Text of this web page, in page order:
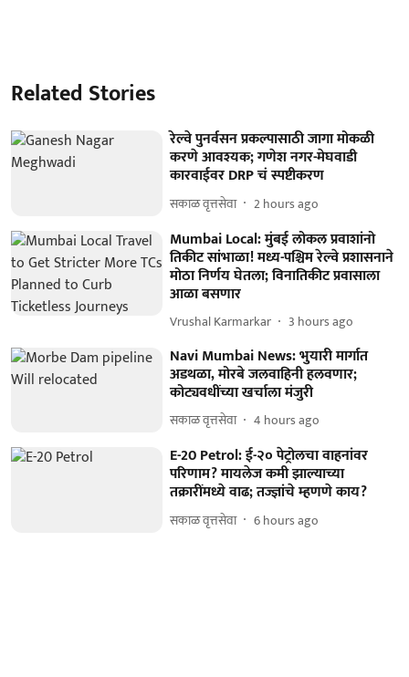
Related Stories
रेल्वे पुनर्वसन प्रकल्पासाठी जागा मोकळी
करणे आवश्यक; गणेश नगर-मेघवाडी
कारवाईवर DRP चं स्पष्टीकरण
सकाळ वृत्तसेवा 2 hours ago
Mumbai Local: मुंबई लोकल प्रवाशांनो
तिकीट सांभाळा! मध्य-पश्चिम रेल्वे प्रशासनाने
मोठा निर्णय घेतला; विनातिकीट प्रवासाला
आळा बसणार
Vrushal Karmarkar 3 hours ago
Navi Mumbai News: भुयारी मार्गात
अडथळा, मोरबे जलवाहिनी हलवणार;
कोट्यवधींच्या खर्चाला मंजुरी
सकाळ वृत्तसेवा 4 hours ago
E-20 Petrol: ई-२० पेट्रोलचा वाहनांवर
परिणाम? मायलेज कमी झाल्याच्या
तक्रारींमध्ये वाढ; तज्ज्ञांचे म्हणणे काय?
सकाळ वृत्तसेवा 6 hours ago